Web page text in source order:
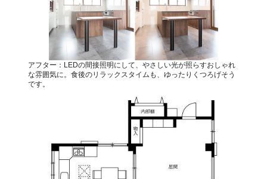
アフター：LEDの間接照明にして、やさしい光が照らすおしゃれ
な雰囲気に。食後のリラックスタイムも、ゆったりくつろげそう
です。